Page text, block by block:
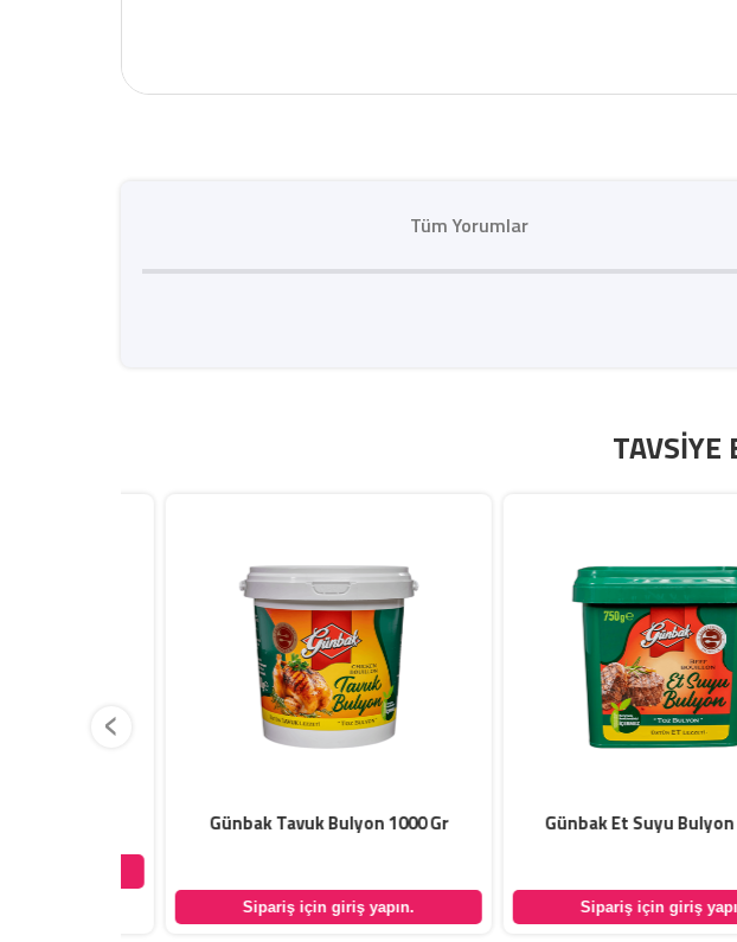
Tüm Yorumlar
TAVSIYE
Günbak Tavuk Bulyon 1000 Gr
Sipariş için giriş yapın.
Günbak Et Suyu Bulyon 750
Sipariş için giriş yapın.
‹